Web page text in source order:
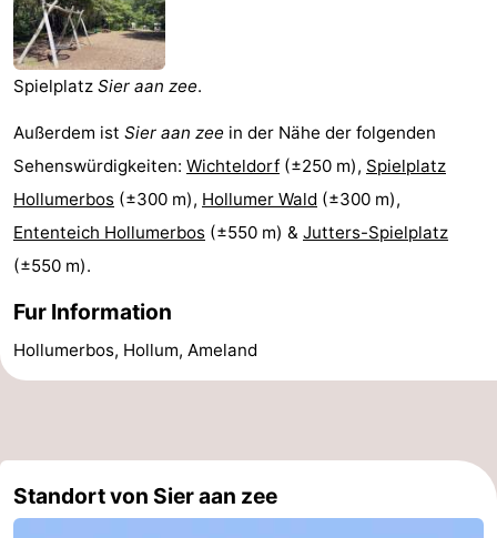
State
Ferienhäuser
-
Boomhiemke
-
Landal
Ameland
Hotels
Zimmer
(mit
Frühstück)
Lastminutes
Strand
Sehen
Denkmäler
-
Spielplatz Sier aan zee.
Außerdem ist Sier aan zee in der Nähe der folgenden
Sehenswürdigkeiten: Wichteldorf (±250 m), Spielplatz
Hollumerbos (±300 m), Hollumer Wald (±300 m),
Ententeich Hollumerbos (±550 m) & Jutters-Spielplatz
(±550 m).
Fur Information
Hollumerbos, Hollum, Ameland
Standort von Sier aan zee